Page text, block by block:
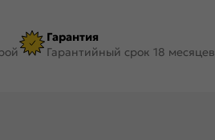
Гарантия
Гарантийный срок 18 месяцев